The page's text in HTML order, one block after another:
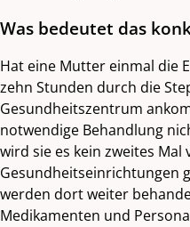
Was bedeutet das
Hat eine Mutter einmal die
zehn Stunden durch die
Gesundheitszentrum
notwendige Behandlung
wird sie es kein zweites Mal
Gesundheitseinrichtungen
werden dort weiter
Medikamenten und